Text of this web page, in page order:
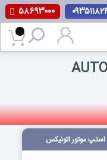
۵۸۶۹۳۰۰۰
استپ موتور اتونیکس